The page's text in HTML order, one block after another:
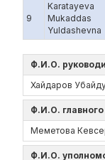
9
Karatayeva
Mukaddas
Yuldashevna
Ф.И.О.
Хайдаров
Ф.И.О. главного
Меметова
Ф.И.О.